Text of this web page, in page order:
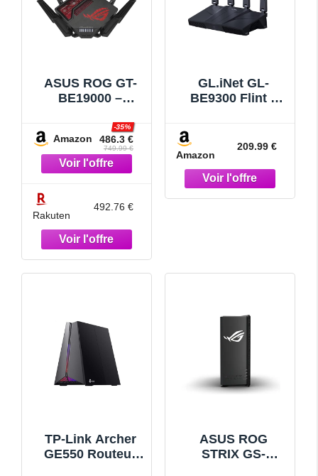
ASUS ROG GT-
BE19000 –
Wi-FI 7 – Tri-
Bande – débit de
19Gb/s –
Nouvelle Bande
& 4096-QAM,
Double Port 10G,
Triple
accélérateur de
Jeu, sécurité
réseau Gratuite,
Amazon 486.3 €
-35%
749.99 €
Rakuten
492.76 €
GL.iNet GL-
BE9300 Flint 3
2,5G Routeur
Amazon
209.99 €
TP-Link Archer
GE550 Routeur
ASUS ROG
STRIX GS-